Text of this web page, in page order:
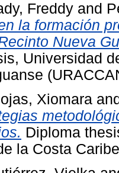
Freddy and
la formación
Nueva
Universidad
Xiomara
Diploma
la Costa